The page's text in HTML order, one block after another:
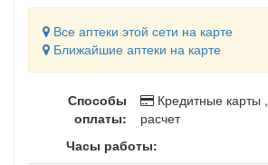
Все аптеки этой сети на карте
Ближайшие аптеки на карте
Способы
оплаты:
Кредитные карты ,
расчет
Часы работы: